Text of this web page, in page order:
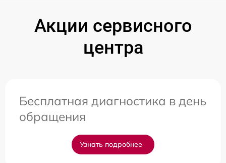
Акции сервисного
центра
Бесплатная диагностика в день
обращения
Узнать подробнее